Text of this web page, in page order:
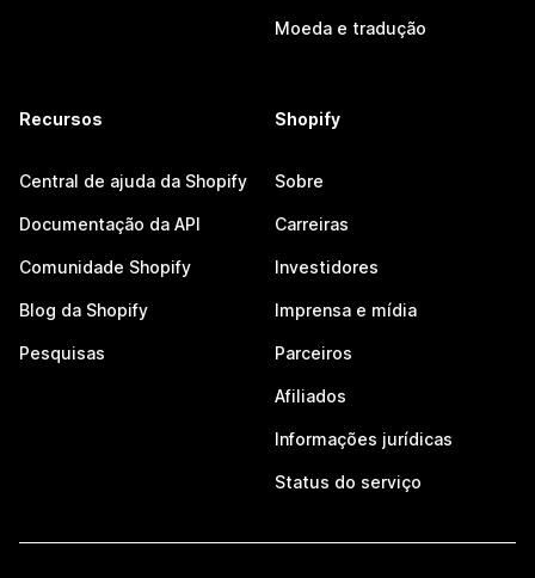
Moeda e tradução
Recursos
Central de ajuda da Shopify
Documentação da API
Comunidade Shopify
Blog da Shopify
Pesquisas
Shopify
Sobre
Carreiras
Investidores
Imprensa e mídia
Parceiros
Afiliados
Informações jurídicas
Status do serviço